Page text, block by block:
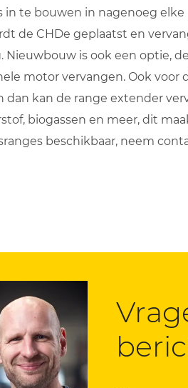
in te bouwen in nagenoeg
de CHDe geplaatst en
Nieuwbouw is ook een optie,
motor vervangen. Ook voor
dan kan de range extender
biogassen en meer, dit
beschikbaar, neem